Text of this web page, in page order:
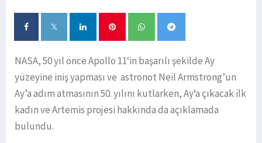
NASA, 50 yıl önce Apollo 11‘in başarılı şekilde Ay
yüzeyine iniş yapması ve astronot Neil Armstrong’un
Ay’a adım atmasının 50. yılını kutlarken, Ay‘a çıkacak ilk
kadın ve Artemis projesi hakkında da açıklamada
bulundu.